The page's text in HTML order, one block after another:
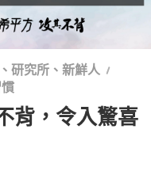
研究所、新鮮人
背，令入驚喜